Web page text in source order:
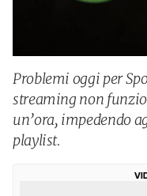
Problemi oggi per
streaming non
un’ora, impedendo
playlist.